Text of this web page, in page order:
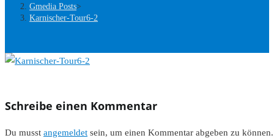
Gmedia Posts>
Karnischer-Tour6-2
Schreibe einen Kommentar
Du musst angemeldet sein, um einen Kommentar abgeben zu können.